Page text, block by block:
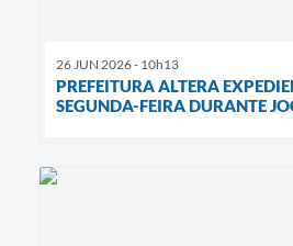
26 JUN 2026 - 10h13
PREFEITURA ALTERA
SEGUNDA-FEIRA DURANTE